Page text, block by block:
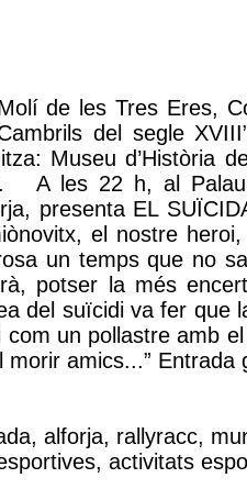
de les Tres Eres,
del segle
Museu d’Història
A les 22 h, al Palau
presenta EL
el nostre
un temps que no
potser la més
del suïcidi va fer que
un pollastre amb
morir amics...” Entrada
, alforja, rallyracc,
, activitats